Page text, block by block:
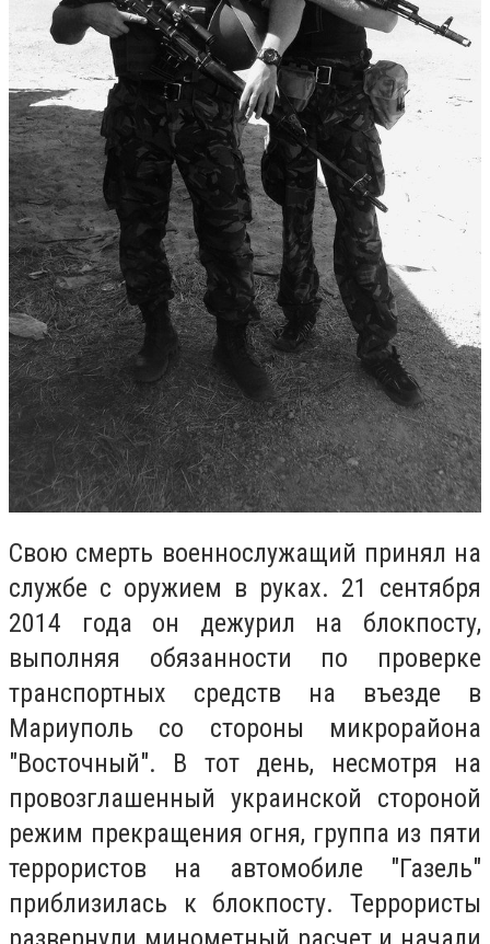
Свою смерть военнослужащий принял на
службе с оружием в руках. 21 сентября
2014 года он дежурил на блокпосту,
выполняя обязанности по проверке
транспортных средств на въезде в
Мариуполь со стороны микрорайона
"Восточный". В тот день, несмотря на
провозглашенный украинской стороной
режим прекращения огня, группа из пяти
террористов на автомобиле "Газель"
приблизилась к блокпосту. Террористы